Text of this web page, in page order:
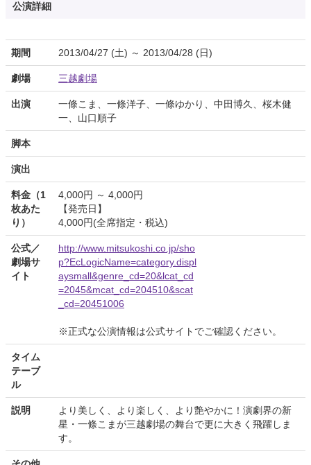
公演詳細
期間 2013/04/27 (土) ～ 2013/04/28 (日)
劇場 三越劇場
出演
一條こま、一條洋子、一條ゆかり、中田博久、桜木健
一、山口順子
脚本
演出
料金（1
枚あた
り）
4,000円 ～ 4,000円
【発売日】
4,000円(全席指定・税込)
公式／
劇場サ
イト
http://www.mitsukoshi.co.jp/sho
p?EcLogicName=category.displ
aysmall&genre_cd=20&lcat_cd
=2045&mcat_cd=204510&scat
_cd=20451006
※正式な公演情報は公式サイトでご確認ください。
タイム
テーブ
ル
説明
より美しく、より楽しく、より艶やかに！演劇界の新
星・一條こまが三越劇場の舞台で更に大きく飛躍しま
す。